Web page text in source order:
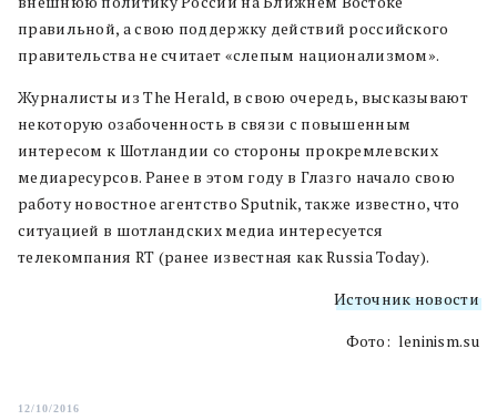
правильной, а свою поддержку действий российского
правительства не считает «слепым национализмом».
Журналисты изThe Herald, в свою очередь, высказывают
некоторую озабоченность в связи с повышенным
интересом к Шотландии со стороны прокремлевских
медиаресурсов. Ранее в этом году в Глазго начало свою
работу новостное агентство Sputnik, также известно, что
ситуацией в шотландских медиа интересуется
телекомпания RT (ранее известная как Russia Today).
Источник новости
Фото: leninism.su
12/10/2016